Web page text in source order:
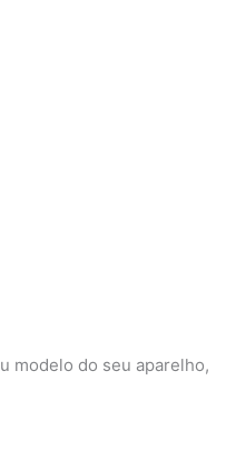
modelo do seu aparelho,